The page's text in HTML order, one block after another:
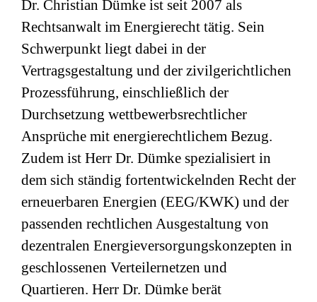
Dr. Christian Dümke ist seit 2007 als
Rechtsanwalt im Energierecht tätig. Sein
Schwerpunkt liegt dabei in der
Vertragsgestaltung und der zivilgerichtlichen
Prozessführung, einschließlich der
Durchsetzung wettbewerbsrechtlicher
Ansprüche mit energierechtlichem Bezug.
Zudem ist Herr Dr. Dümke spezialisiert in
dem sich ständig fortentwickelnden Recht der
erneuerbaren Energien (EEG/KWK) und der
passenden rechtlichen Ausgestaltung von
dezentralen Energieversorgungskonzepten in
geschlossenen Verteilernetzen und
Quartieren. Herr Dr. Dümke berät